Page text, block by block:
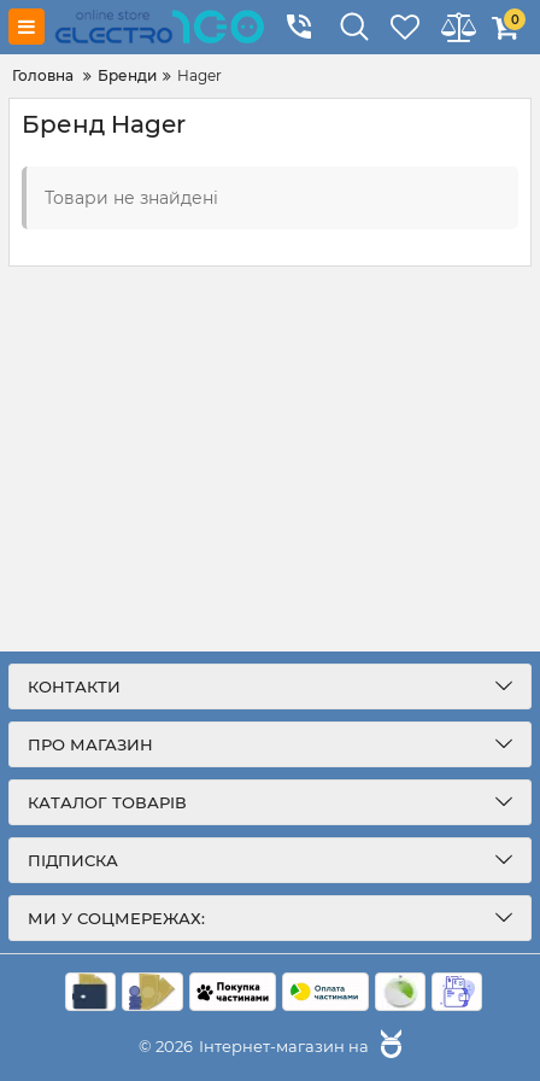
0
Головна Бренди Hager
Бренд Hager
Товари не знайдені
КОНТАКТИ
ПРО МАГАЗИН
КАТАЛОГ ТОВАРІВ
ПІДПИСКА
МИ У СОЦМЕРЕЖАХ:
© 2026 Інтернет-магазин на